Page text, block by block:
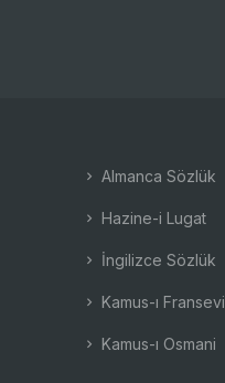
Almanca Sözlük
Hazine-i Lugat
İngilizce Sözlük
Kamus-ı Fransevi
Kamus-ı Osmani